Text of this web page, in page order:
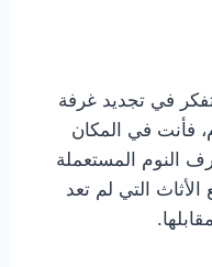
في تجديد غرفة
فأنت في المكان
النوم المستعملة
التي لم تعد